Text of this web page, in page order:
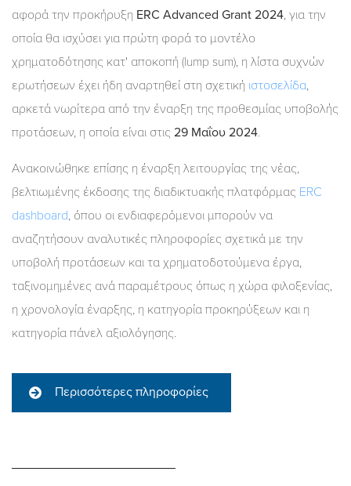
αφορά την προκήρυξη ERC Advanced Grant 2024, για την
οποία θα ισχύσει για πρώτη φορά το μοντέλο
χρηματοδότησης κατ' αποκοπή (lump sum), η λίστα συχνών
ερωτήσεων έχει ήδη αναρτηθεί στη σχετική ιστοσελίδα,
αρκετά νωρίτερα από την έναρξη της προθεσμίας υποβολής
προτάσεων, η οποία είναι στις 29 Μαΐου 2024.
Ανακοινώθηκε επίσης η έναρξη λειτουργίας της νέας,
βελτιωμένης έκδοσης της διαδικτυακής πλατφόρμας ERC
dashboard, όπου οι ενδιαφερόμενοι μπορούν να
αναζητήσουν αναλυτικές πληροφορίες σχετικά με την
υποβολή προτάσεων και τα χρηματοδοτούμενα έργα,
ταξινομημένες ανά παραμέτρους όπως η χώρα φιλοξενίας,
η χρονολογία έναρξης, η κατηγορία προκηρύξεων και η
κατηγορία πάνελ αξιολόγησης.
Περισσότερες πληροφορίες